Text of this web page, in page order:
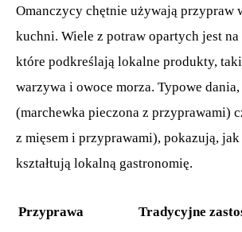
Omanczycy chętnie używają przypraw
kuchni. Wiele z potraw opartych jest
które podkreślają lokalne produkty,
warzywa i owoce morza. Typowe
(marchewka pieczona z przyprawami)
z mięsem i przyprawami), pokazują,
kształtują lokalną gastronomię.
Przyprawa Tradycyjne